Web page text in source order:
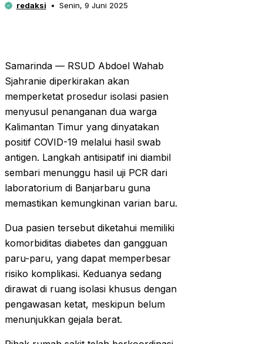
redaksi Senin, 9 Juni 2025
Samarinda — RSUD Abdoel Wahab
Sjahranie diperkirakan akan
memperketat prosedur isolasi pasien
menyusul penanganan dua warga
Kalimantan Timur yang dinyatakan
positif COVID-19 melalui hasil swab
antigen. Langkah antisipatif ini diambil
sembari menunggu hasil uji PCR dari
laboratorium di Banjarbaru guna
memastikan kemungkinan varian baru.
Dua pasien tersebut diketahui memiliki
komorbiditas diabetes dan gangguan
paru-paru, yang dapat memperbesar
risiko komplikasi. Keduanya sedang
dirawat di ruang isolasi khusus dengan
pengawasan ketat, meskipun belum
menunjukkan gejala berat.